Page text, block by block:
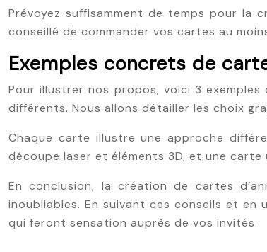
Prévoyez suffisamment de temps pour la
conseillé de commander vos cartes au
Exemples concrets de
Pour illustrer nos propos, voici 3
différents. Nous allons détailler les choix
Chaque carte illustre une approche
découpe laser et éléments 3D, et une
En conclusion, la création de cartes
inoubliables. En suivant ces conseils et en
qui feront sensation auprès de vos invités.